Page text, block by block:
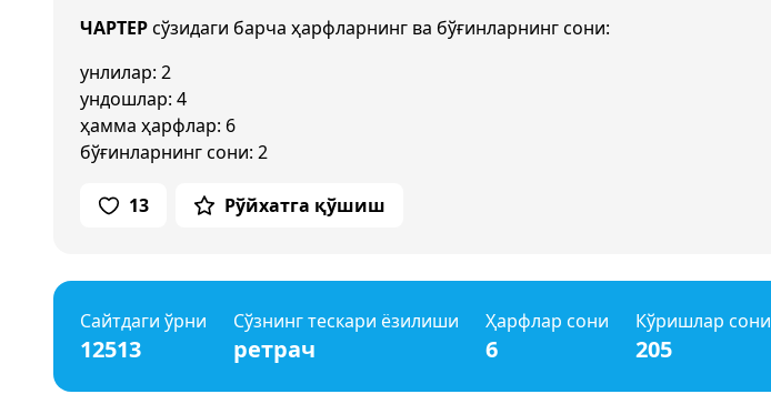
ЧАРТЕРсўзидаги барча ҳарфларнинг ва бўғинларнинг сони:
унлилар: 2
ундошлар: 4
ҳамма ҳарфлар: 6
бўғинларнинг сони: 2
13 Рўйхатга қўшиш
Сайтдаги ўрни
12513
Сўзнинг тескари ёзилиши
ретрач
Ҳарфлар сони
6
Кўришлар сони
205